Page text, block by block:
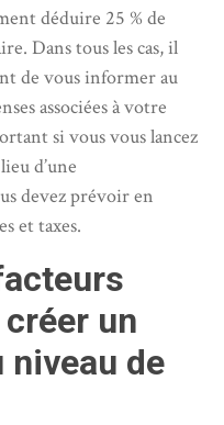
déduire 25 % de
Dans tous les cas, il
de vous informer au
associées à votre
si vous vous lancez
d’une
devez prévoir en
et taxes.
un
niveau de